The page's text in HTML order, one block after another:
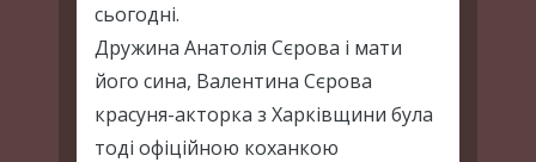
сьогодні.
Дружина Анатолія Сєрова і мати
його сина, Валентина Сєрова
красуня-акторка з Харківщини була
тоді офіційною коханкою